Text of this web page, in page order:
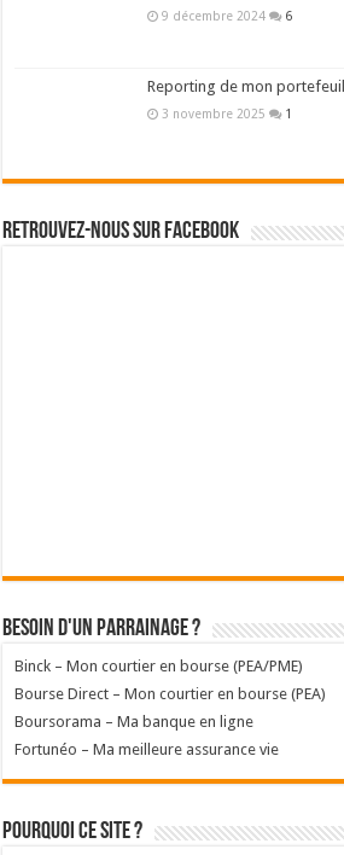
9 décembre 2024 6
Reporting de mon
3 novembre 2025 1
Retrouvez-nous sur Facebook
Besoin d'un parrainage ?
Binck – Mon courtier en bourse (PEA/PME)
Bourse Direct – Mon courtier en bourse (PEA)
Boursorama – Ma banque en ligne
Fortunéo – Ma meilleure assurance vie
Pourquoi ce site ?